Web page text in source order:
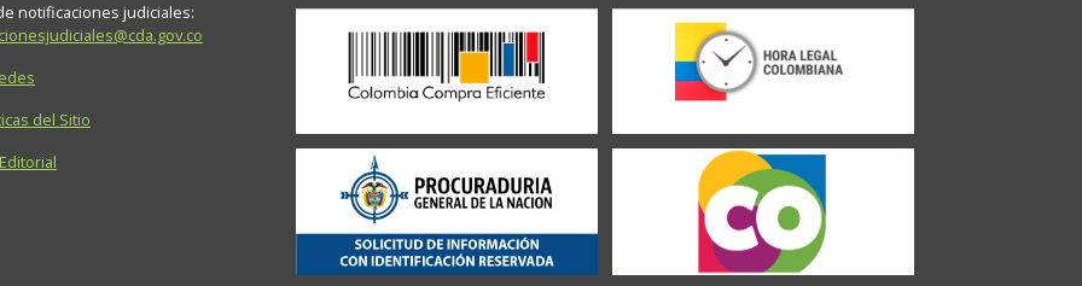
notificaciones judiciales:
del Sitio